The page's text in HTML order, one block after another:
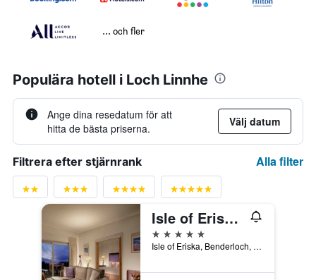
... och fler
Populära hotell i Loch Linnhe
Ange dina resedatum för att
hitta de bästa priserna.
Välj datum
Filtrera efter stjärnrank Alla filter
Isle of Eriska Hotel Spa & Island
5 stjärnor
Isle of Eriska, Benderloch, Oban, Storbritannien